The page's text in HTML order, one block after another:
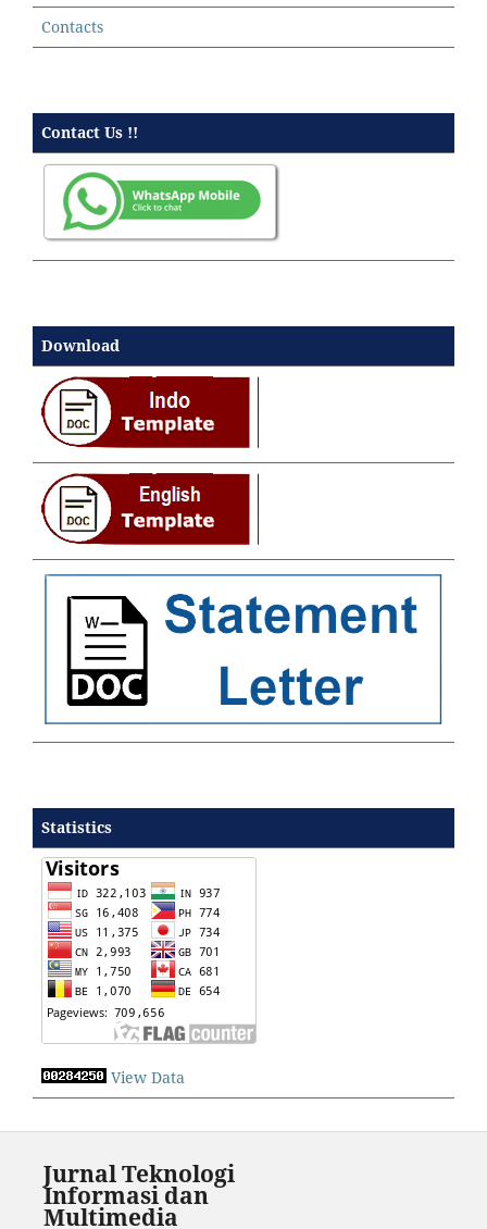
Contacts
Contact Us !!
Download
Statistics
View Data
Jurnal Teknologi
Informasi dan
Multimedia